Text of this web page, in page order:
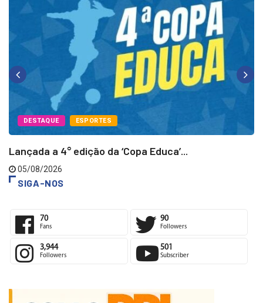
DESTAQUE ESPORTES
Lançada a 4° edição da ‘Copa Educa’...
05/08/2026
SIGA-NOS
70 90
3,944 501